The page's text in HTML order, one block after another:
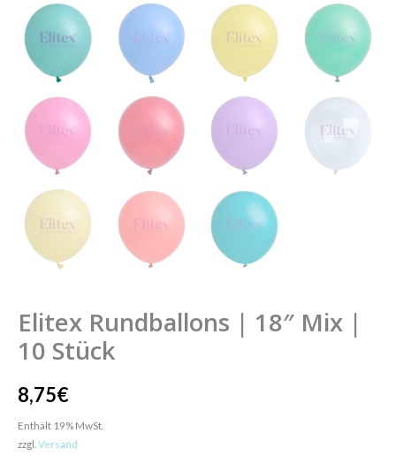
Elitex Rundballons | 18″ Mix |
10 Stück
8,75€
Enthält 19% MwSt.
zzgl. Versand